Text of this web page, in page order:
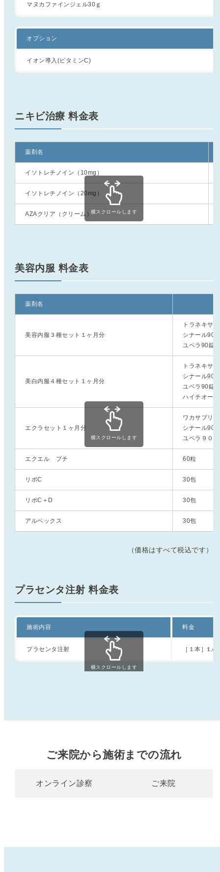
マヌカファインジェル30ｇ
オプション
イオン導入(ビタミンC)
ニキビ治療 料金表
薬剤名
イソトレチノイン（10mg）
イソトレチノイン（20mg）
AZAクリア（クリーム）横スクロールします
美容内服 料金表
薬剤名
美容内服３種セット１ヶ月分
トラネキサ
シナール90
ユベラ90錠
美白内服４種セット１ヶ月分
トラネキサ
シナール90
ユベラ90錠
ハイチオー
エクラセット１ヶ月分
ワカサプリ
シナール90
ユベラ９０錠
エクエル プチ 60粒
リポC 30包
リポC＋D 30包
アルベックス 30包
横スクロールします
（価格はすべて税込です）
プラセンタ注射 料金表
施術内容 料金
プラセンタ注射 ［１本］
横スクロールします
ご来院から施術までの流れ
オンライン診察 ご来院